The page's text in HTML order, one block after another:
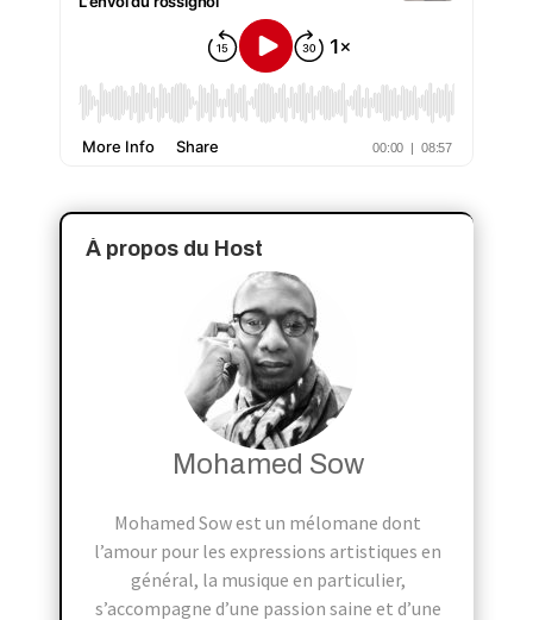
À propos du Host
Mohamed Sow
Mohamed Sow est un mélomane dont
l’amour pour les expressions artistiques en
général, la musique en particulier,
s’accompagne d’une passion saine et d’une